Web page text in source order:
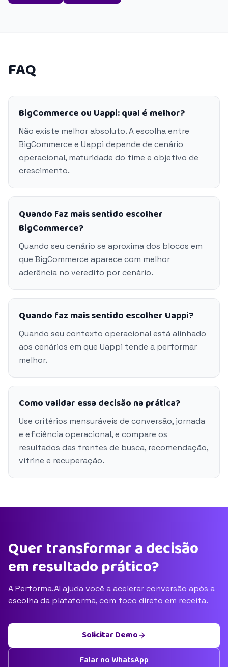
FAQ
BigCommerce ou Uappi: qual é melhor?
Não existe melhor absoluto. A escolha entre
BigCommerce e Uappi depende de cenário
operacional, maturidade do time e objetivo de
crescimento.
Quando faz mais sentido escolher
BigCommerce?
Quando seu cenário se aproxima dos blocos em
que BigCommerce aparece com melhor
aderência no veredito por cenário.
Quando faz mais sentido escolher Uappi?
Quando seu contexto operacional está alinhado
aos cenários em que Uappi tende a performar
melhor.
Como validar essa decisão na prática?
Use critérios mensuráveis de conversão, jornada
e eficiência operacional, e compare os
resultados das frentes de busca, recomendação,
vitrine e recuperação.
Quer transformar a decisão
em resultado prático?
A Performa.AI ajuda você a acelerar conversão após a
escolha da plataforma, com foco direto em receita.
Solicitar Demo
Falar no WhatsApp